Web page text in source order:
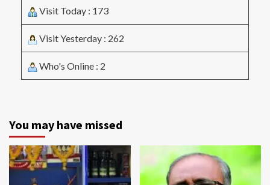
Visit Today : 173
Visit Yesterday : 262
Who's Online : 2
You may have missed